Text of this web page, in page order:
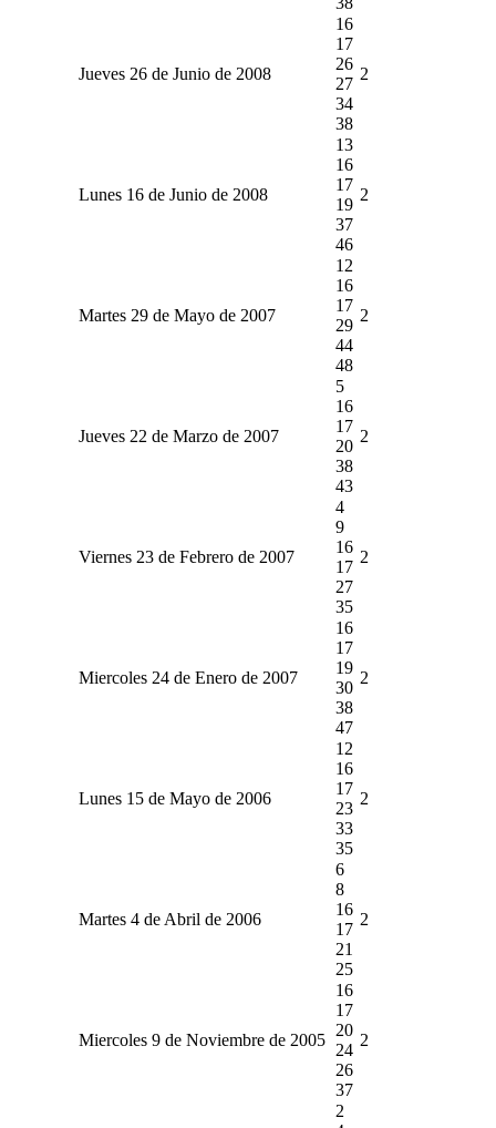
Jueves 26 de Junio de 2008
16
17
26
27
34
38
2
Lunes 16 de Junio de 2008
13
16
17
19
37
46
2
Martes 29 de Mayo de 2007
12
16
17
29
44
48
2
Jueves 22 de Marzo de 2007
5
16
17
20
38
43
2
Viernes 23 de Febrero de 2007
4
9
16
17
27
35
2
Miercoles 24 de Enero de 2007
16
17
19
30
38
47
2
Lunes 15 de Mayo de 2006
12
16
17
23
33
35
2
Martes 4 de Abril de 2006
6
8
16
17
21
25
2
Miercoles 9 de Noviembre de 2005
16
17
20
24
26
37
2
2